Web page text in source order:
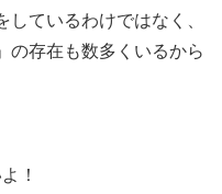
ているわけではなく、
の存在も数多くいるから
！